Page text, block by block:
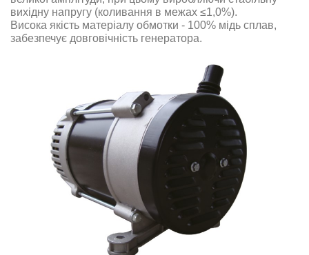
вихідну напругу (коливання в межах ≤1,0%).
Висока якість матеріалу обмотки - 100% мідь сплав,
забезпечує довговічність генератора.